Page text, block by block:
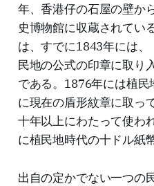
年、香港仔の石屋の壁か
史博物館に収蔵されてい
は、すでに1843年には
民地の公式の印章に取り
である。1876年には植
に現在の盾形紋章に取っ
十年以上にわたって使わ
に植民地時代の十ドル紙
出自の定かでない一つの